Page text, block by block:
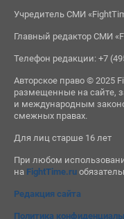
Учредитель СМИ
Главный редактор СМИ
Телефон редакции: +7
Авторское право © 2025
размещенные на сайте,
и международным
смежных правах.
Для лиц старше 16 лет
При любом
на FightTime.ru
Редакция сайта
Политика